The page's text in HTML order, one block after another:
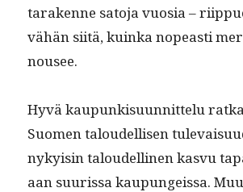
tarakenne sato­ja vuosia –
vähän siitä, kuin­ka nopeasti
nousee.
Hyvä kaupunkisu­un­nit­telu
Suomen taloudel­lisen
nyky­isin taloudelli­nen kasvu
aan suuris­sa kaupungeis­sa.